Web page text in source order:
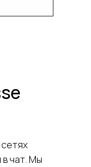
чат. Мы